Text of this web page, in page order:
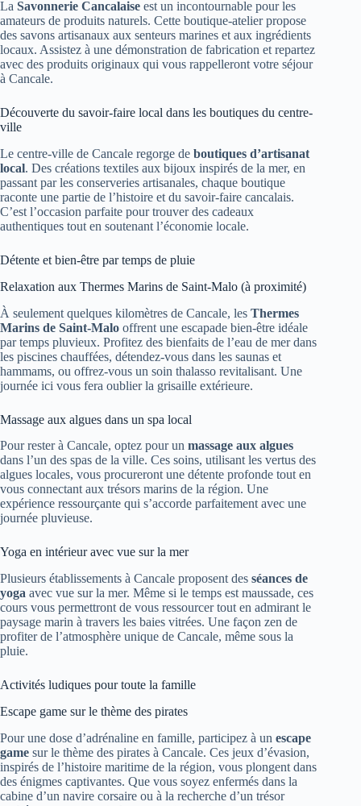
La Savonnerie Cancalaise est un incontournable pour les
amateurs de produits naturels. Cette boutique-atelier propose
des savons artisanaux aux senteurs marines et aux ingrédients
locaux. Assistez à une démonstration de fabrication et repartez
avec des produits originaux qui vous rappelleront votre séjour
à Cancale.
Découverte du savoir-faire local dans les boutiques du centre-
ville
Le centre-ville de Cancale regorge de boutiques d’artisanat
local. Des créations textiles aux bijoux inspirés de la mer, en
passant par les conserveries artisanales, chaque boutique
raconte une partie de l’histoire et du savoir-faire cancalais.
C’est l’occasion parfaite pour trouver des cadeaux
authentiques tout en soutenant l’économie locale.
Détente et bien-être par temps de pluie
Relaxation aux Thermes Marins de Saint-Malo (à proximité)
À seulement quelques kilomètres de Cancale, les Thermes
Marins de Saint-Malo offrent une escapade bien-être idéale
par temps pluvieux. Profitez des bienfaits de l’eau de mer dans
les piscines chauffées, détendez-vous dans les saunas et
hammams, ou offrez-vous un soin thalasso revitalisant. Une
journée ici vous fera oublier la grisaille extérieure.
Massage aux algues dans un spa local
Pour rester à Cancale, optez pour un massage aux algues
dans l’un des spas de la ville. Ces soins, utilisant les vertus des
algues locales, vous procureront une détente profonde tout en
vous connectant aux trésors marins de la région. Une
expérience ressourçante qui s’accorde parfaitement avec une
journée pluvieuse.
Yoga en intérieur avec vue sur la mer
Plusieurs établissements à Cancale proposent des séances de
yoga avec vue sur la mer. Même si le temps est maussade, ces
cours vous permettront de vous ressourcer tout en admirant le
paysage marin à travers les baies vitrées. Une façon zen de
profiter de l’atmosphère unique de Cancale, même sous la
pluie.
Activités ludiques pour toute la famille
Escape game sur le thème des pirates
Pour une dose d’adrénaline en famille, participez à un escape
game sur le thème des pirates à Cancale. Ces jeux d’évasion,
inspirés de l’histoire maritime de la région, vous plongent dans
des énigmes captivantes. Que vous soyez enfermés dans la
cabine d’un navire corsaire ou à la recherche d’un trésor